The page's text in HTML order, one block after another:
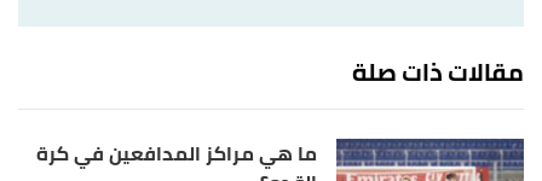
↑
"Greatest West Ham United Players Ever | Top 10
, Retrieved 25/4/2021. Edited.
↑
"West Ham United"
,footballgroundguide, Retrieved
25/4/2021. Edited.
مقالات ذات صلة
ما هي مراكز المدافعين في كرة